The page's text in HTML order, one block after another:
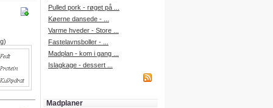
Pulled pork - røget på ...
Køerne dansede - ...
Varme hveder - Store ...
Fastelavnsboller - ...
Madplan - kom i gang ...
Islagkage - dessert ...
Madplaner